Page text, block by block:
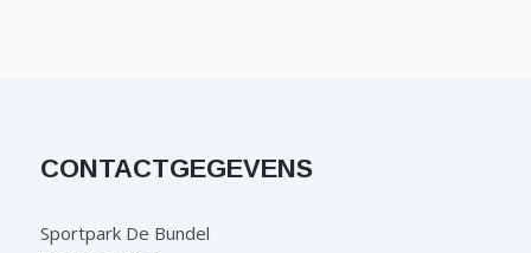
CONTACTGEGEVENS
Sportpark De Bundel